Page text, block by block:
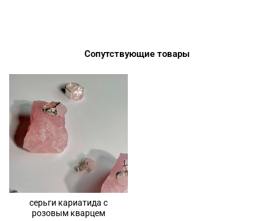
Сопутствующие товары
серьги кариатида с
розовым кварцем